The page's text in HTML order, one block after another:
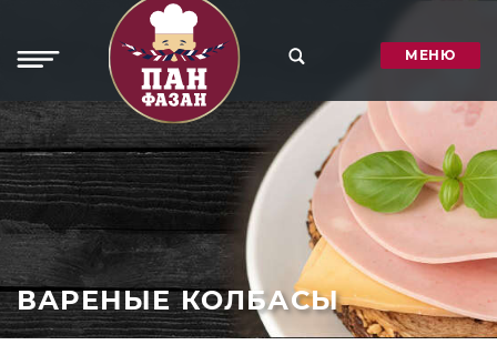
МЕНЮ
ВАРЕНЫЕ КОЛБАСЫ